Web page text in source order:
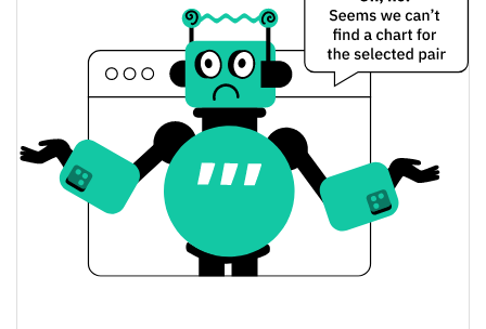
открытия / закрытия
$0,0000071446691 /
$0,0000071506278
Вчерашнее изменение
Вчерашний объем $17,484844
Peptide RX История цены
Мин. / макс цена за 7
$0,0000068008215 /